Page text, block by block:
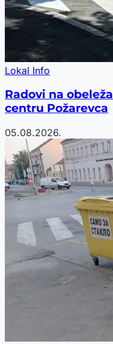
Lokal Info
Radovi na
centru Požarevca
05.08.2026.